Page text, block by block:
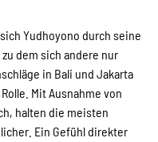
Yudhoyono durch seine
dem sich andere nur
in Bali und Jakarta
Mit Ausnahme von
halten die meisten
Ein Gefühl direkter